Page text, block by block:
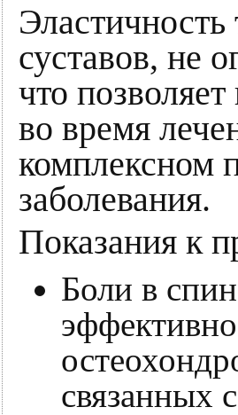
суставов, не
что
во время
комплексном
заболевания.
Показания к
Боли в
связанных